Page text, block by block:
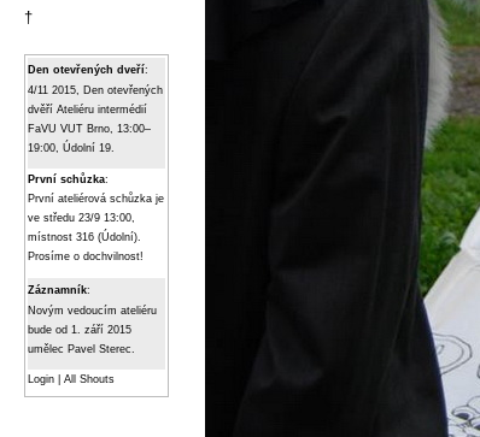
†
Den otevřených dveří:
4/11 2015, Den otevřených
dvěří Ateliéru intermédií
FaVU VUT Brno, 13:00–
19:00, Údolní 19.
První schůzka:
První ateliérová schůzka je
ve středu 23/9 13:00,
místnost 316 (Údolní).
Prosíme o dochvilnost!
Záznamník:
Novým vedoucím ateliéru
bude od 1. září 2015
umělec Pavel Sterec.
Login All Shouts